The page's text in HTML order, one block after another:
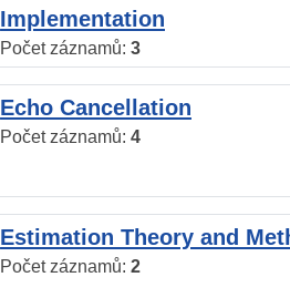
Implementation
Počet záznamů: 3
Echo Cancellation
Počet záznamů: 4
Estimation Theory and
Počet záznamů: 2